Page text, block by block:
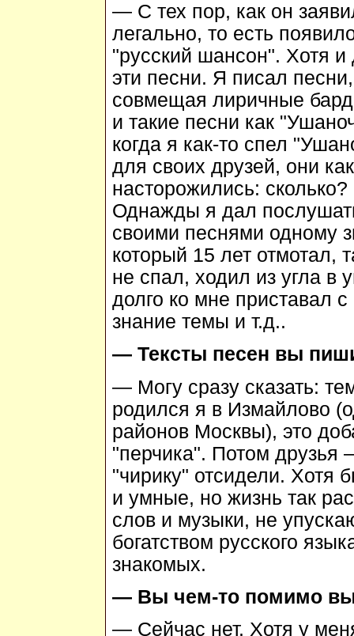
— С тех пор, как он
легально, то есть
"русский шансон". Хотя и
эти песни. Я писал
совмещая лиричные
и такие песни как
когда я как-то спел
для своих друзей, они
насторожились: сколько?
Однажды я дал
своими песнями одному
который 15 лет отмотал,
не спал, ходил из угла в
долго ко мне приставал
знание темы и т.д..
— Тексты песен вы
— Могу сразу сказать:
родился я в Измайлово
районов Москвы), это
"перчика". Потом друзья
"чирику" отсидели. Хотя
и умные, но жизнь так
слов и музыки, не
богатством русского
знакомых.
— Вы чем-то помимо
— Сейчас нет. Хотя у